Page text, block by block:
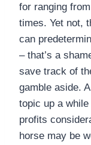
for ranging
times. Yet not,
can
– that’s a
save track of
gamble aside.
topic up a
profits
horse may be